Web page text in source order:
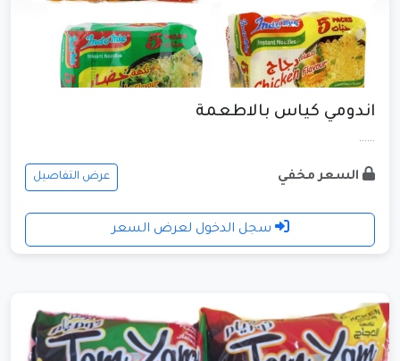
اندومي كياس بالاطعمة
......
السعر مخفي عرض التفاصيل
سجل الدخول لعرض السعر